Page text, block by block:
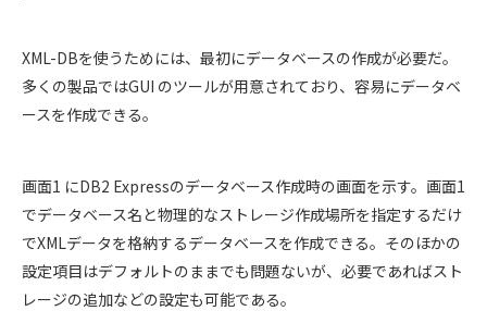
XML-DBを使うためには、最初にデータベースの作成が必要だ。
多くの製品ではGUI のツールが用意されており、容易にデータベ
ースを作成できる。
画面1 にDB2 Expressのデータベース作成時の画面を示す。画面1
でデータベース名と物理的なストレージ作成場所を指定するだけ
でXMLデータを格納するデータベースを作成できる。そのほかの
設定項目はデフォルトのままでも問題ないが、必要であればスト
レージの追加などの設定も可能である。